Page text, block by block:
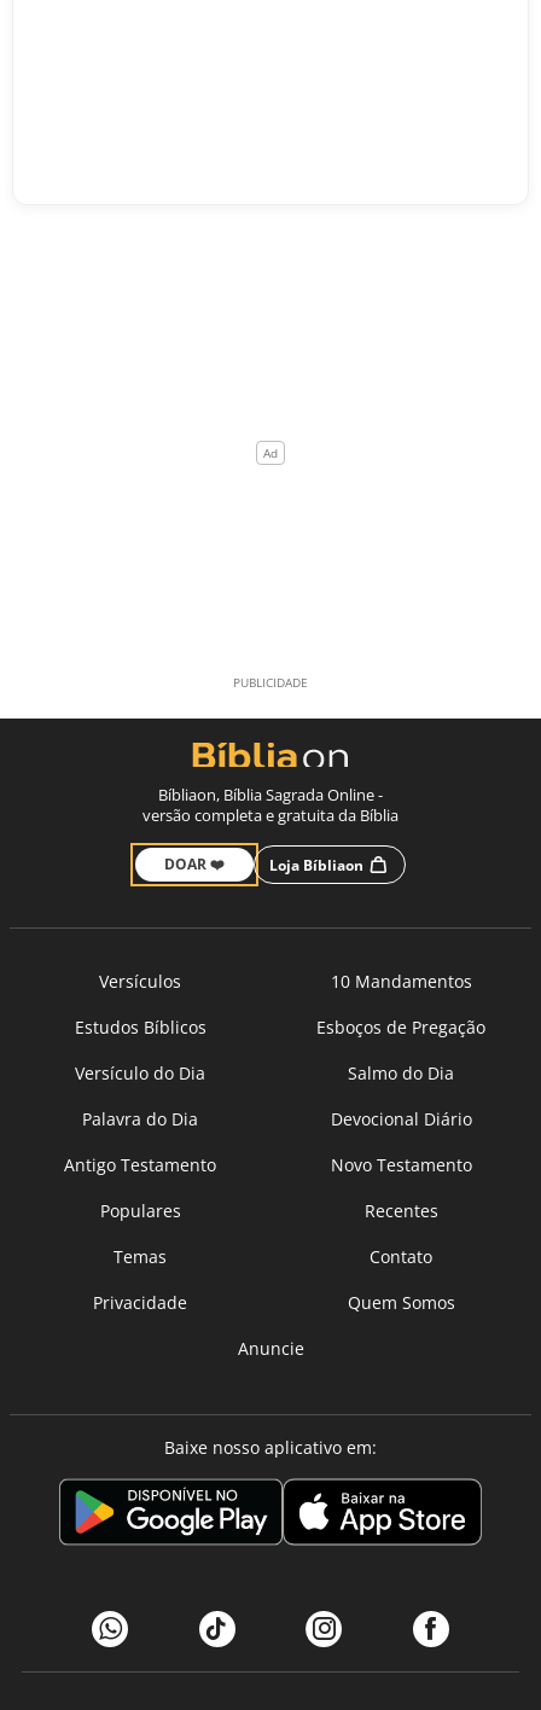
Bíbliaon, Bíblia Sagrada Online -
versão completa e gratuita da Bíblia
DOAR ❤️ Loja Bíbliaon
Versículos
10 Mandamentos
Estudos Bíblicos
Esboços de Pregação
Versículo do Dia
Salmo do Dia
Palavra do Dia
Devocional Diário
Antigo Testamento
Novo Testamento
Populares
Recentes
Temas
Contato
Privacidade
Quem Somos
Anuncie
Baixe nosso aplicativo em: